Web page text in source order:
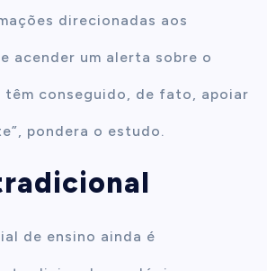
direcionadas aos
acender um alerta sobre o
têm conseguido, de fato, apoiar
pondera o estudo.
de ensino ainda é